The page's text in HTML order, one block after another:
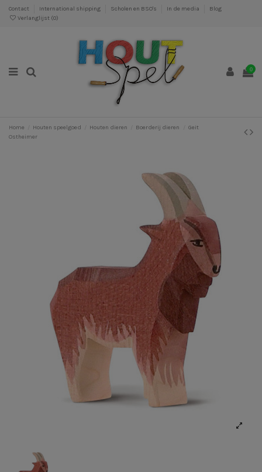
Contact International shipping Scholen en BSO's In de media
Blog
Verlanglijst (0)
0
Home Houten speelgoed Houten dieren Boerderij dieren
Geit
Ostheimer